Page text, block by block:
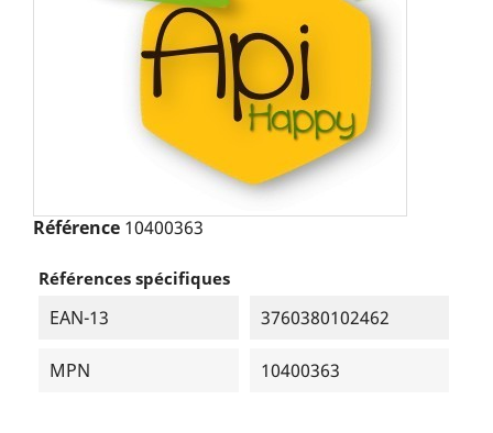
Référence 10400363
Références spécifiques
EAN-13 3760380102462
MPN 10400363